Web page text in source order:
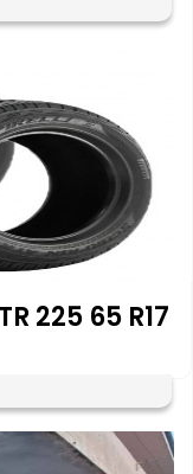
225 65 R17